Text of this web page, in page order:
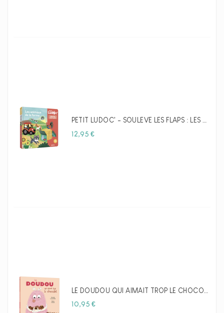
12,95 €Prix
10,95 €Prix